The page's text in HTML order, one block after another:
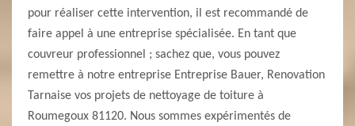
pour réaliser cette intervention, il est recommandé de
faire appel à une entreprise spécialisée. En tant que
couvreur professionnel ; sachez que, vous pouvez
remettre à notre entreprise Entreprise Bauer, Renovation
Tarnaise vos projets de nettoyage de toiture à
Roumegoux 81120. Nous sommes expérimentés de